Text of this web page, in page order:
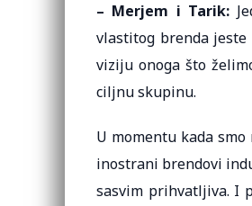
– Merjem i Tarik:
vlastitog brenda
viziju onoga što
ciljnu skupinu.
U momentu kada
inostrani brendovi
sasvim prihvatljiva. I